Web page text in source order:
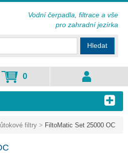
filtry > FiltoMatic Set 25000 OC
Hledat
0
Vodní čerpadla, filtrace a vše
pro zahradní jezírka